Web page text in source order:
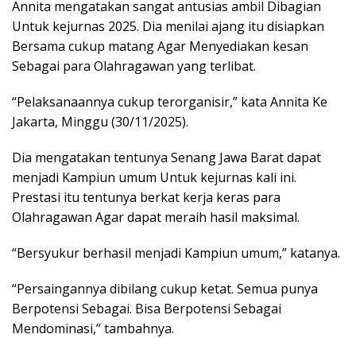
Annita mengatakan sangat antusias ambil Dibagian
Untuk kejurnas 2025. Dia menilai ajang itu disiapkan
Bersama cukup matang Agar Menyediakan kesan
Sebagai para Olahragawan yang terlibat.
“Pelaksanaannya cukup terorganisir,” kata Annita Ke
Jakarta, Minggu (30/11/2025).
Dia mengatakan tentunya Senang Jawa Barat dapat
menjadi Kampiun umum Untuk kejurnas kali ini.
Prestasi itu tentunya berkat kerja keras para
Olahragawan Agar dapat meraih hasil maksimal.
“Bersyukur berhasil menjadi Kampiun umum,” katanya.
“Persaingannya dibilang cukup ketat. Semua punya
Berpotensi Sebagai. Bisa Berpotensi Sebagai
Mendominasi,” tambahnya.